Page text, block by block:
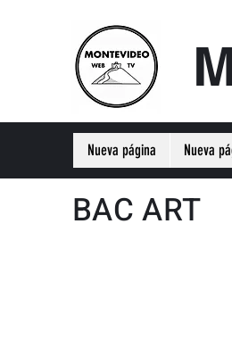
BAC ART
Nueva página Nueva